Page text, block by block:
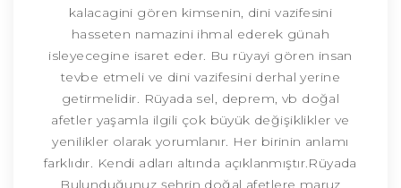
kalacagini gören kimsenin, dini vazifesini
hasseten namazini ihmal ederek günah
isleyecegine isaret eder. Bu rüyayi gören insan
tevbe etmeli ve dini vazifesini derhal yerine
getirmelidir. Rüyada sel, deprem, vb doğal
afetler yaşamla ilgili çok büyük değişiklikler ve
yenilikler olarak yorumlanır. Her birinin anlamı
farklıdır. Kendi adları altında açıklanmıştır.Rüyada
Bulunduğunuz şehrin doğal afetlere maruz